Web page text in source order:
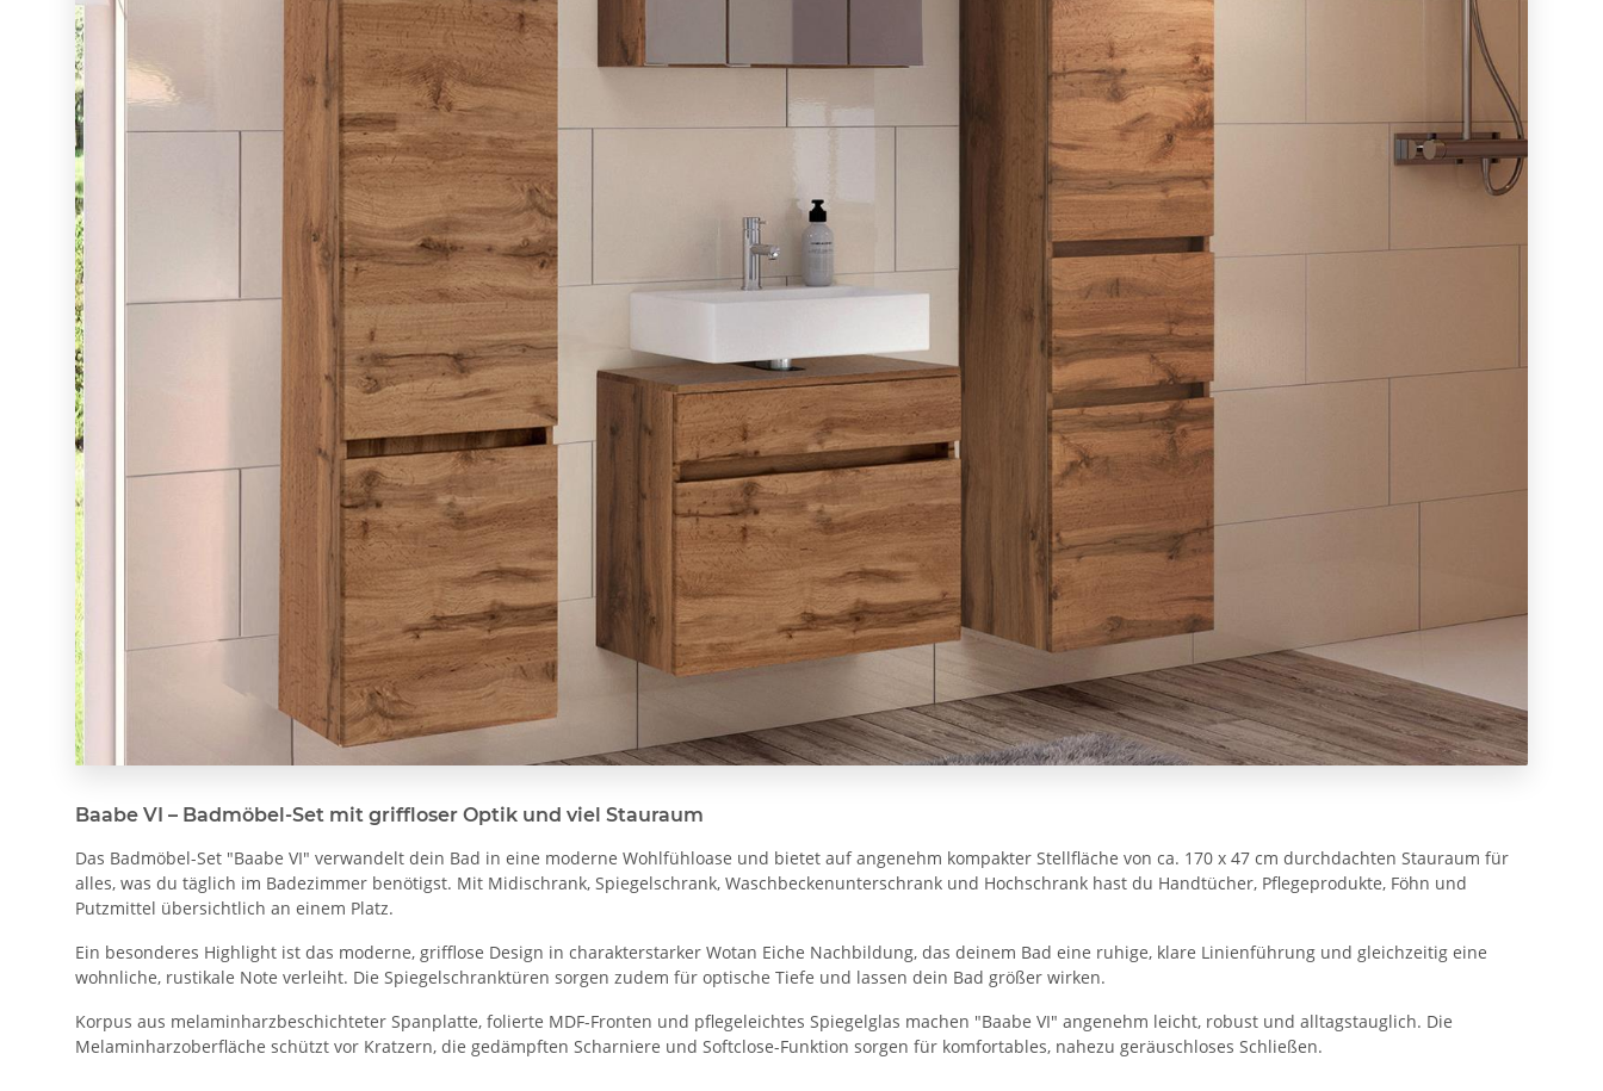
Baabe VI – Badmöbel-Set mit griffloser Optik und viel Stauraum
Das Badmöbel-Set "Baabe VI" verwandelt dein Bad in eine moderne Wohlfühloase und bietet auf angenehm kompakter Stellfläche von ca. 170 x 47 cm durchdachten Stauraum für
alles, was du täglich im Badezimmer benötigst. Mit Midischrank, Spiegelschrank, Waschbeckenunterschrank und Hochschrank hast du Handtücher, Pflegeprodukte, Föhn und
Putzmittel übersichtlich an einem Platz.
Ein besonderes Highlight ist das moderne, grifflose Design in charakterstarker Wotan Eiche Nachbildung, das deinem Bad eine ruhige, klare Linienführung und gleichzeitig eine
wohnliche, rustikale Note verleiht. Die Spiegelschranktüren sorgen zudem für optische Tiefe und lassen dein Bad größer wirken.
Korpus aus melaminharzbeschichteter Spanplatte, folierte MDF-Fronten und pflegeleichtes Spiegelglas machen "Baabe VI" angenehm leicht, robust und alltagstauglich. Die
Melaminharzoberfläche schützt vor Kratzern, die gedämpften Scharniere und Softclose-Funktion sorgen für komfortables, nahezu geräuschloses Schließen.